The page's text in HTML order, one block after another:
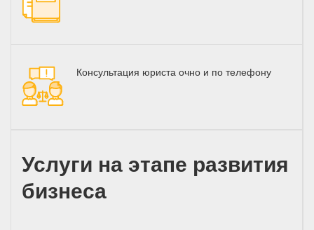
Консультация юриста очно и по телефону
Услуги на этапе развития
бизнеса